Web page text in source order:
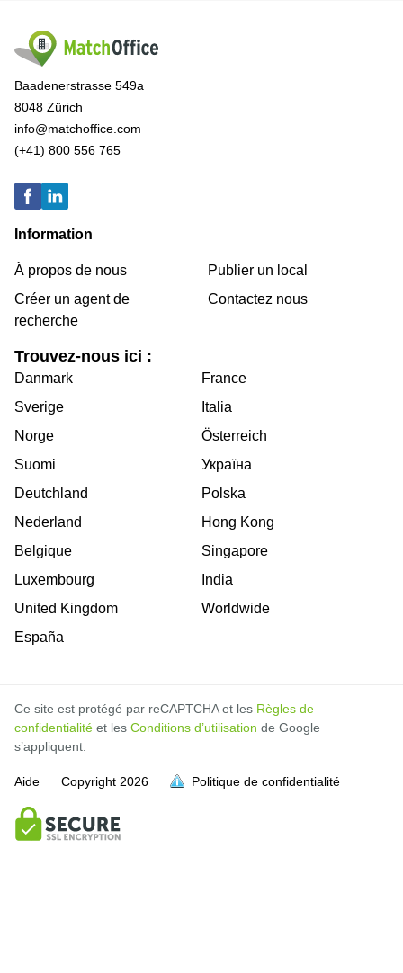
Baadenerstrasse 549a
8048 Zürich
info@matchoffice.com
(+41) 800 556 765
Information
À propos de nous
Créer un agent de
recherche
Publier un local
Contactez nous
Trouvez-nous ici :
Danmark
Sverige
Norge
Suomi
Deutchland
Nederland
Belgique
Luxembourg
United Kingdom
España
France
Italia
Österreich
Україна
Polska
Hong Kong
Singapore
India
Worldwide
Ce site est protégé par reCAPTCHA et les Règles de
confidentialité et les Conditions d’utilisation de Google
s’appliquent.
Aide Copyright 2026 Politique de confidentialité